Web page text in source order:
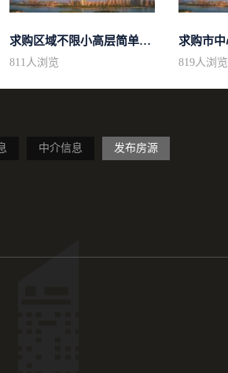
求购区域不限小高层简单装修
811人浏览 819人浏览
中介信息 发布房源